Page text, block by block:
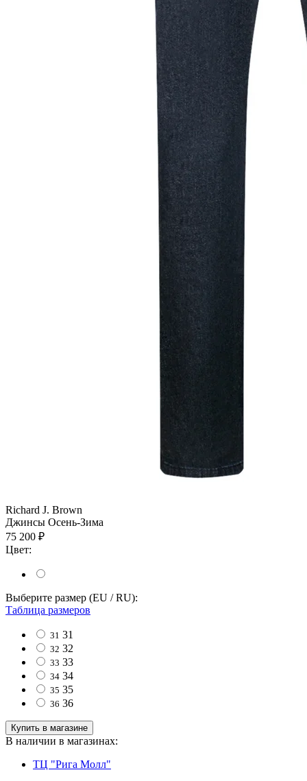
Richard J. Brown
Джинсы Осень-Зима
75 200 ₽
Цвет:
Выберите размер (EU / RU):
Таблица размеров
31 31
32 32
33 33
34 34
35 35
36 36
Купить в магазине
В наличии в магазинах:
ТЦ "Рига Молл"